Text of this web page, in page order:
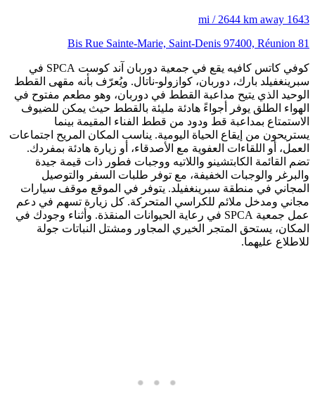
1643 mi / 2644 km away
81 Bis Rue Sainte-Marie, Saint-Denis 97400, Réunion
كوفي كاتس كافيه يقع في جمعية دوربان آند كوست SPCA في
سبرينغفيلد بارك، دوربان، كوازولو-ناتال. ويُعرّف بأنه مقهى القطط
الوحيد الذي يتيح مداعبة القطط في دوربان، وهو مطعم مفتوح في
الهواء الطلق يوفر أجواءً هادئة مليئة بالقطط حيث يمكن للضيوف
الاستمتاع بمداعبة قط ودود من قطط الفناء المقيمة بينما
يستريحون من إيقاع الحياة اليومية. يناسب المكان المريح اجتماعات
العمل، أو اللقاءات العفوية مع الأصدقاء، أو زيارة هادئة بمفردك.
تضم القائمة الكابتشينو واللاتيه ووجبات فطور ذات قيمة جيدة
والبرغر والوجبات الخفيفة، مع توفر طلبات السفر والتوصيل
المجاني في منطقة سبرينغفيلد. يتوفر في الموقع موقف سيارات
مجاني ومدخل ملائم للكراسي المتحركة. كل زيارة تسهم في دعم
عمل جمعية SPCA في رعاية الحيوانات المنقذة. وأثناء وجودك في
المكان، يستحق المتجر الخيري المجاور ومشتل النباتات جولة
للاطلاع عليهما.